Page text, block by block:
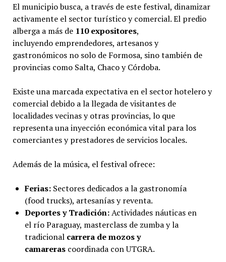
El municipio busca, a través de este festival, dinamizar
activamente el sector turístico y comercial. El predio
alberga a más de 110 expositores,
incluyendo emprendedores, artesanos y
gastronómicos no solo de Formosa, sino también de
provincias como Salta, Chaco y Córdoba.
Existe una marcada expectativa en el sector hotelero y
comercial debido a la llegada de visitantes de
localidades vecinas y otras provincias, lo que
representa una inyección económica vital para los
comerciantes y prestadores de servicios locales.
Además de la música, el festival ofrece:
Ferias:Sectores dedicados a la gastronomía
(food trucks), artesanías y reventa.
Deportes y Tradición:Actividades náuticas en
el río Paraguay, masterclass de zumba y la
tradicional carrera de mozos y
camarerascoordinada con UTGRA.